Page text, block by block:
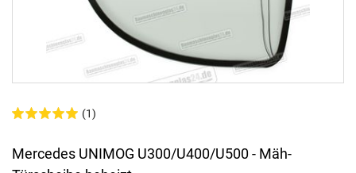
(1)
Mercedes UNIMOG U300/U400/U500 - Mäh-